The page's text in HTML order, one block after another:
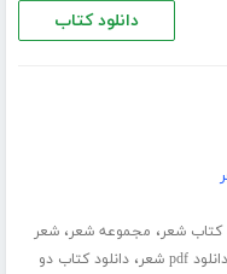
دانلود کتاب
کتاب شعر، مجموعه شعر،شعر
دانلود pdf شعر ،دانلود کتاب دو